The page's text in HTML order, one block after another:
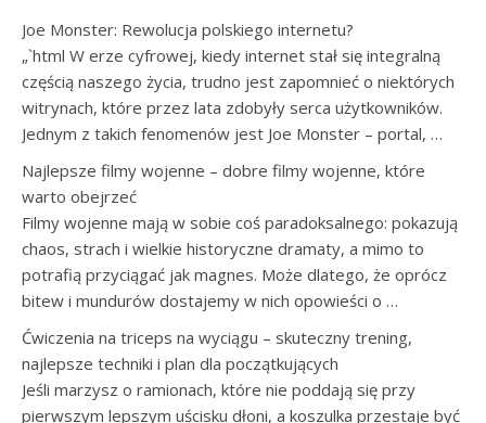
Joe Monster: Rewolucja polskiego internetu?
„`html W erze cyfrowej, kiedy internet stał się integralną
częścią naszego życia, trudno jest zapomnieć o niektórych
witrynach, które przez lata zdobyły serca użytkowników.
Jednym z takich fenomenów jest Joe Monster – portal, …
Najlepsze filmy wojenne – dobre filmy wojenne, które
warto obejrzeć
Filmy wojenne mają w sobie coś paradoksalnego: pokazują
chaos, strach i wielkie historyczne dramaty, a mimo to
potrafią przyciągać jak magnes. Może dlatego, że oprócz
bitew i mundurów dostajemy w nich opowieści o …
Ćwiczenia na triceps na wyciągu – skuteczny trening,
najlepsze techniki i plan dla początkujących
Jeśli marzysz o ramionach, które nie poddają się przy
pierwszym lepszym uścisku dłoni, a koszulka przestaje być